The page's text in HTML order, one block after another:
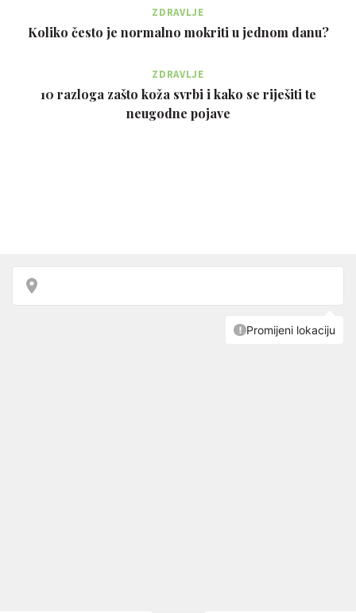
ZDRAVLJE
Koliko često je normalno mokriti u jednom danu?
ZDRAVLJE
10 razloga zašto koža svrbi i kako se riješiti te
neugodne pojave